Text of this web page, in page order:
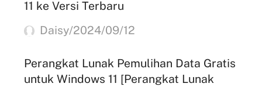
11 ke Versi Terbaru
Daisy/2024/09/12
Perangkat Lunak Pemulihan Data Gratis
untuk Windows 11 [Perangkat Lunak